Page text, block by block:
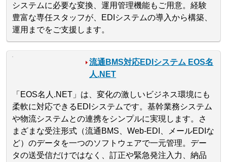
システムに必要な変換、運用管理機能もご用意。経験
豊富な専任スタッフが、EDIシステムの導入から構築、
運用までをご支援します。
流通BMS対応EDIシステム EOS名
人.NET
「EOS名人.NET」は、変化の激しいビジネス環境にも
柔軟に対応できるEDIシステムです。基幹業務システム
や物流システムとの連携をシンプルに実現します。さ
まざまな受注形式（流通BMS、Web-EDI、メールEDIな
ど）のデータを一つのソフトウェアで一元管理。デー
タの送受信だけではなく、訂正や緊急発注入力、納品